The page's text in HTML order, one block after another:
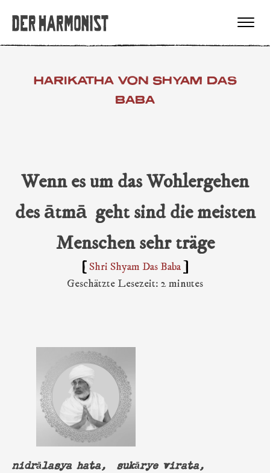
HARIKATHA VON SHYAM DAS
BABA
Wenn es um das Wohlergehen
des ātmā geht sind die meisten
Menschen sehr träge
Shri Shyam Das Baba
Geschätzte Lesezeit: 2 minutes
nidrālasya hata, sukārye virata,